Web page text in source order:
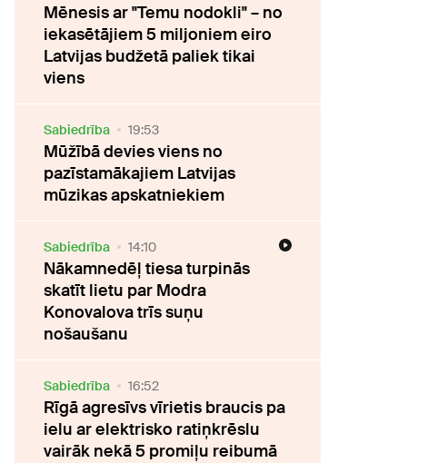
Mēnesis ar "Temu nodokli" – no
iekasētājiem 5 miljoniem eiro
Latvijas budžetā paliek tikai
viens
Sabiedrība 19:53
Mūžībā devies viens no
pazīstamākajiem Latvijas
mūzikas apskatniekiem
Sabiedrība 14:10
Nākamnedēļ tiesa turpinās
skatīt lietu par Modra
Konovalova trīs suņu
nošaušanu
Sabiedrība 16:52
Rīgā agresīvs vīrietis braucis pa
ielu ar elektrisko ratiņkrēslu
vairāk nekā 5 promiļu reibumā